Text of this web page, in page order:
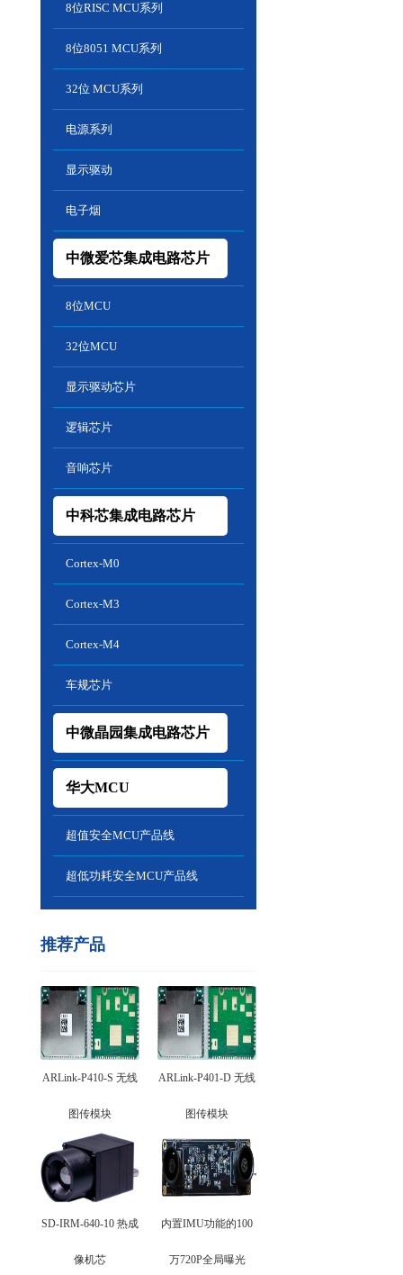
8位RISC MCU系列
8位8051 MCU系列
32位 MCU系列
电源系列
显示驱动
电子烟
中微爱芯集成电路芯片
8位MCU
32位MCU
显示驱动芯片
逻辑芯片
音响芯片
中科芯集成电路芯片
Cortex-M0
Cortex-M3
Cortex-M4
车规芯片
中微晶园集成电路芯片
华大MCU
超值安全MCU产品线
超低功耗安全MCU产品线
推荐产品
ARLink-P410-S 无线
图传模块
ARLink-P401-D 无线
图传模块
SD-IRM-640-10 热成
像机芯
内置IMU功能的100
万720P全局曝光